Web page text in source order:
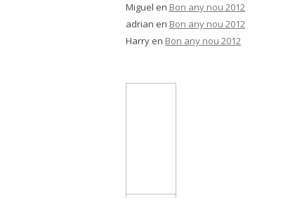
Miguel en Bon any nou 2012
adrian en Bon any nou 2012
Harry en Bon any nou 2012